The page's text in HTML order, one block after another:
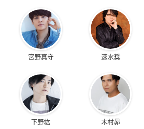
宮野真守 速水奨
下野紘 木村昴